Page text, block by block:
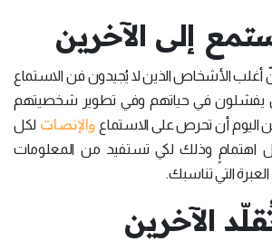
إلى الآخرين
أغلب الأشخاص الذين لا يُجيدون فن الاستماع
يفشلون في حياتهم وفي تطوير شخصيتهم
اليوم أن تحرص على الاستماع والإنصات لكل
وذلك لكي تستفيد من المعلومات
العبرة التي تناسبك.
الآخرين